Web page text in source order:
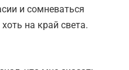
и сомневаться
на край света.